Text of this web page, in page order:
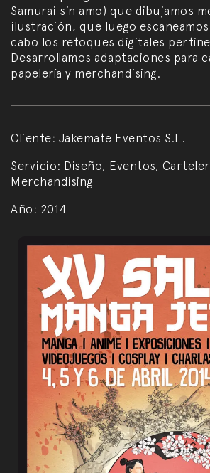
Samurai sin amo) que dibujamos
ilustración, que luego escaneamos
cabo los retoques digitales
Desarrollamos adaptaciones para
papelería y merchandising.
Cliente: Jakemate Eventos S.L.
Servicio: Diseño, Eventos,
Merchandising
Año: 2014